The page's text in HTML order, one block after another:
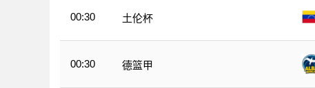
00:30 土伦杯
00:30 德篮甲